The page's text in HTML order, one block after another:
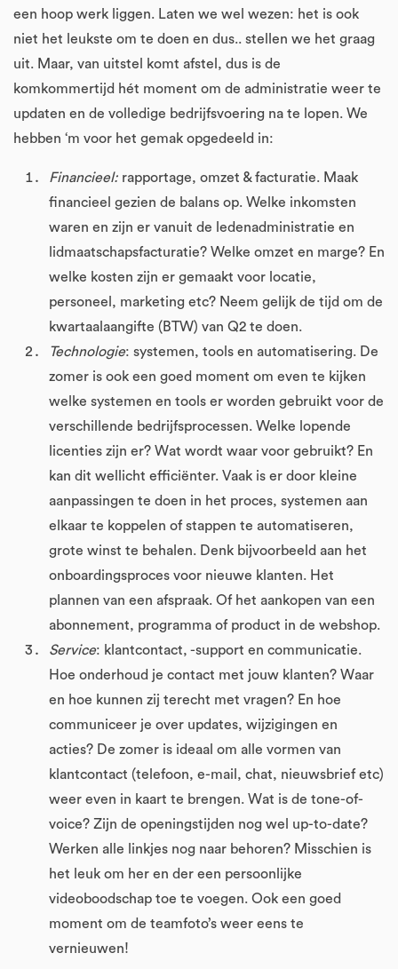
een hoop werk liggen. Laten we wel wezen: het is ook
niet het leukste om te doen en dus.. stellen we het graag
uit. Maar, van uitstel komt afstel, dus is de
komkommertijd hét moment om de administratie weer te
updaten en de volledige bedrijfsvoering na te lopen. We
hebben ‘m voor het gemak opgedeeld in:
Financieel: rapportage, omzet & facturatie. Maak
financieel gezien de balans op. Welke inkomsten
waren en zijn er vanuit de ledenadministratie en
lidmaatschapsfacturatie? Welke omzet en marge? En
welke kosten zijn er gemaakt voor locatie,
personeel, marketing etc? Neem gelijk de tijd om de
kwartaalaangifte (BTW) van Q2 te doen.
Technologie: systemen, tools en automatisering. De
zomer is ook een goed moment om even te kijken
welke systemen en tools er worden gebruikt voor de
verschillende bedrijfsprocessen. Welke lopende
licenties zijn er? Wat wordt waar voor gebruikt? En
kan dit wellicht efficiënter. Vaak is er door kleine
aanpassingen te doen in het proces, systemen aan
elkaar te koppelen of stappen te automatiseren,
grote winst te behalen. Denk bijvoorbeeld aan het
onboardingsproces voor nieuwe klanten. Het
plannen van een afspraak. Of het aankopen van een
abonnement, programma of product in de webshop.
Service: klantcontact, -support en communicatie.
Hoe onderhoud je contact met jouw klanten? Waar
en hoe kunnen zij terecht met vragen? En hoe
communiceer je over updates, wijzigingen en
acties? De zomer is ideaal om alle vormen van
klantcontact (telefoon, e-mail, chat, nieuwsbrief etc)
weer even in kaart te brengen. Wat is de tone-of-
voice? Zijn de openingstijden nog wel up-to-date?
Werken alle linkjes nog naar behoren? Misschien is
het leuk om her en der een persoonlijke
videoboodschap toe te voegen. Ook een goed
moment om de teamfoto’s weer eens te
vernieuwen!